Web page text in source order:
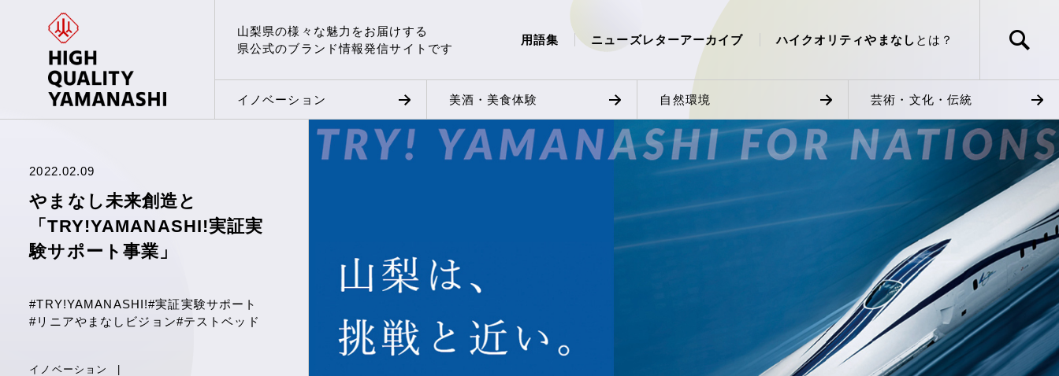
山梨県の様々な魅力をお届けする
県公式のブランド情報発信サイトです
用語集 ニューズレターアーカイブ ハイクオリティやまなし とは？
イノベーション 美酒・美食体験 自然環境 芸術・文化・伝統
2022.02.09
やまなし未来創造と
「TRY!YAMANASHI!実証実
験サポート事業」
#TRY!YAMANASHI!#実証実験サポート
#リニアやまなしビジョン#テストベッド
イノベーション